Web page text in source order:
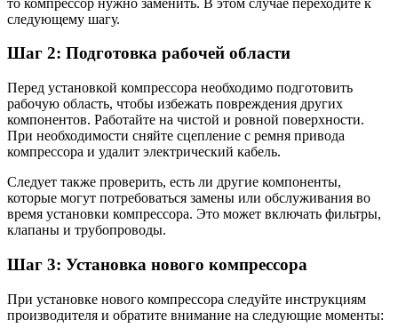
следующему шагу.
Шаг 2: Подготовка рабочей области
Перед установкой компрессора необходимо подготовить
рабочую область, чтобы избежать повреждения других
компонентов. Работайте на чистой и ровной поверхности.
При необходимости сняйте сцепление с ремня привода
компрессора и удалит электрический кабель.
Следует также проверить, есть ли другие компоненты,
которые могут потребоваться замены или обслуживания во
время установки компрессора. Это может включать фильтры,
клапаны и трубопроводы.
Шаг 3: Установка нового компрессора
При установке нового компрессора следуйте инструкциям
производителя и обратите внимание на следующие моменты: